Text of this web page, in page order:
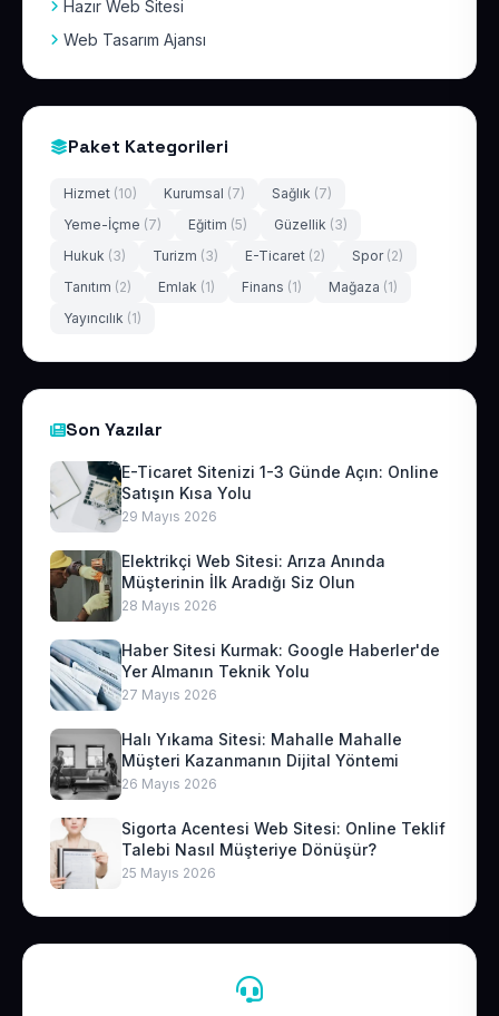
Hazır Web Sitesi
Web Tasarım Ajansı
Paket Kategorileri
Hizmet (10) Kurumsal (7) Sağlık (7)
Yeme-İçme (7) Eğitim (5) Güzellik (3)
Hukuk (3) Turizm (3) E-Ticaret (2) Spor (2)
Tanıtım (2) Emlak (1) Finans (1) Mağaza (1)
Yayıncılık (1)
Son Yazılar
E-Ticaret Sitenizi 1-3 Günde Açın: Online
Satışın Kısa Yolu
29 Mayıs 2026
Elektrikçi Web Sitesi: Arıza Anında
Müşterinin İlk Aradığı Siz Olun
28 Mayıs 2026
Haber Sitesi Kurmak: Google Haberler'de
Yer Almanın Teknik Yolu
27 Mayıs 2026
Halı Yıkama Sitesi: Mahalle Mahalle
Müşteri Kazanmanın Dijital Yöntemi
26 Mayıs 2026
Sigorta Acentesi Web Sitesi: Online Teklif
Talebi Nasıl Müşteriye Dönüşür?
25 Mayıs 2026